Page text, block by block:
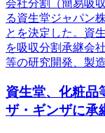
会社分割（簡易吸
る資生堂ジャパン
とを決定した。資
を吸収分割承継会
等の研究開発、製
資生堂、化粧品
ザ・ギンザに承